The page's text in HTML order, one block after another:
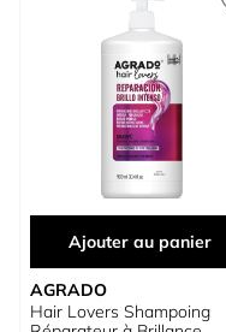
Ajouter au panier
AGRADO
Hair Lovers Shampoing